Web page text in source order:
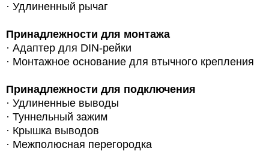
· Удлиненный рычаг
Принадлежности для монтажа
· Адаптер для DIN-рейки
· Монтажное основание для втычного крепления
Принадлежности для подключения
· Удлиненные выводы
· Туннельный зажим
· Крышка выводов
· Межполюсная перегородка